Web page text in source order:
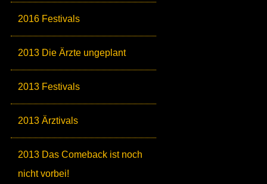
2016 Festivals
2013 Die Ärzte ungeplant
2013 Festivals
2013 Ärztivals
2013 Das Comeback ist noch
nicht vorbei!